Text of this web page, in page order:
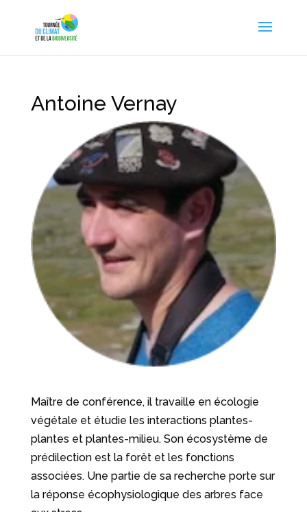
Antoine Vernay
Maître de conférence, il travaille en écologie
végétale et étudie les interactions plantes-
plantes et plantes-milieu. Son écosystème de
prédilection est la forêt et les fonctions
associées. Une partie de sa recherche porte sur
la réponse écophysiologique des arbres face